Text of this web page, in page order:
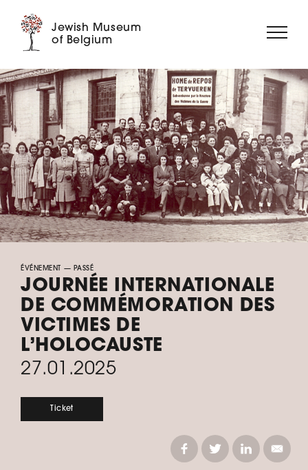
Jewish Museum
of Belgium
PROPOS
DIGITAL
SOUTENEZ-NOUS ➝
ÉVÉNEMENT — PASSÉ
JOURNÉE INTERNATIONALE
DE COMMÉMORATION DES
VICTIMES DE
L’HOLOCAUSTE
27.01.2025
Ticket